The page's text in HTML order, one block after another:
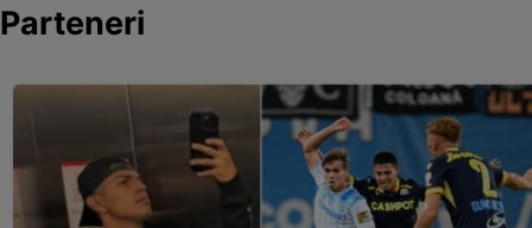
Parteneri